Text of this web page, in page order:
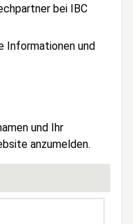
bei IBC
Informationen und
und Ihr
anzumelden.